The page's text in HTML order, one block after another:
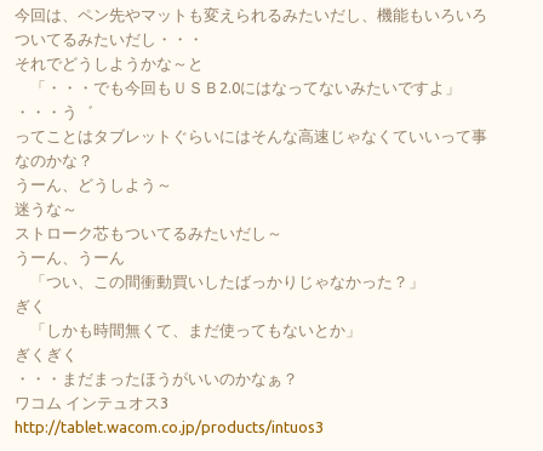
今回は、ペン先やマットも変えられるみたいだし、機能もいろいろ
ついてるみたいだし・・・
それでどうしようかな～と
「・・・でも今回もＵＳＢ2.0にはなってないみたいですよ」
・・・う゛
ってことはタブレットぐらいにはそんな高速じゃなくていいって事
なのかな？
うーん、どうしよう～
迷うな～
ストローク芯もついてるみたいだし～
うーん、うーん
「つい、この間衝動買いしたばっかりじゃなかった？」
ぎく
「しかも時間無くて、まだ使ってもないとか」
ぎくぎく
・・・まだまったほうがいいのかなぁ？
ワコム インテュオス3
http://tablet.wacom.co.jp/products/intuos3